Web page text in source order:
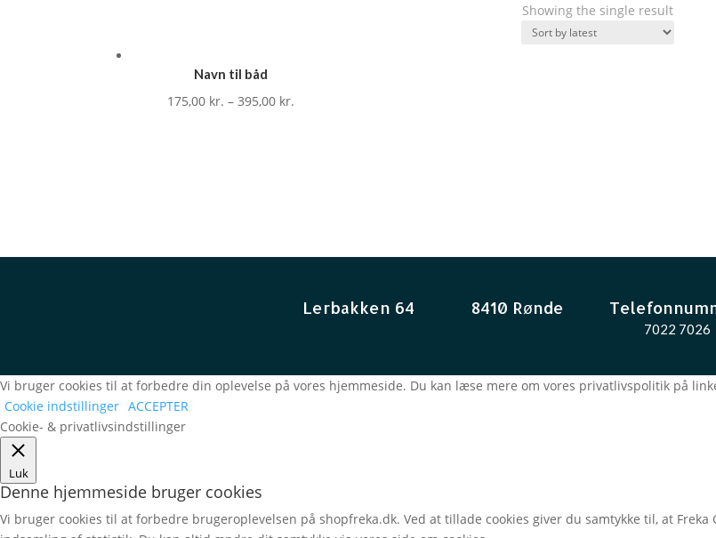
Showing the single result
Navn til båd
175,00 kr. – 395,00 kr.
Lerbakken 64 8410 Rønde
7022 7026
Vi bruger cookies til at forbedre din oplevelse på vores hjemmeside. Du kan læse mere om vores privatlivspolitik på
Cookie indstillinger ACCEPTER
Cookie- & privatlivsindstillinger
Luk
Denne hjemmeside bruger cookies
Vi bruger cookies til at forbedre brugeroplevelsen på shopfreka.dk. Ved at tillade cookies giver du samtykke til, at